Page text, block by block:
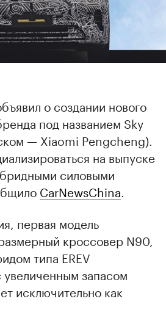
о создании нового
под названием Sky
— Xiaomi Pengcheng).
на выпуске
силовыми
CarNewsChina
первая модель
кроссовер N90,
типа EREV
запасом
исключительно как